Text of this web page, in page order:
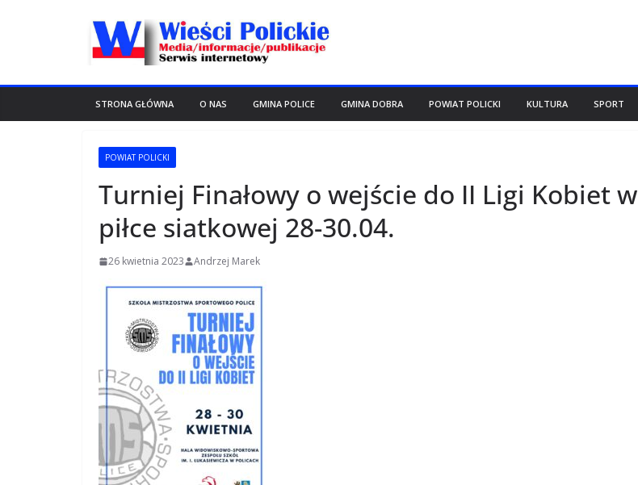
STRONA GŁÓWNA O NAS GMINA POLICE GMINA DOBRA POWIAT POLICKI KULTURA SPORT
POWIAT POLICKI
Turniej Finałowy o wejście do II Ligi Kobiet w
piłce siatkowej 28-30.04.
26 kwietnia 2023 Andrzej Marek